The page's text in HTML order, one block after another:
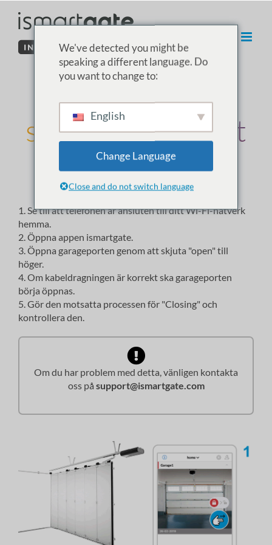
innehåll
03. Installera
sensorn i garaget
Installera magnetsensor
Sidosektionell dörr - TESTNING
1. Se till att telefonen är ansluten till ditt Wi-Fi-nätverk
hemma.
2. Öppna appen ismartgate.
3. Öppna garageporten genom att skjuta "open" till
höger.
4. Om kabeldragningen är korrekt ska garageporten
börja öppnas.
5. Gör den motsatta processen för "Closing" och
kontrollera den.
Om du har problem med detta, vänligen kontakta
oss på support@ismartgate.com
We've detected you might be
speaking a different language. Do
you want to change to:
English
Change Language
Close and do not switch language